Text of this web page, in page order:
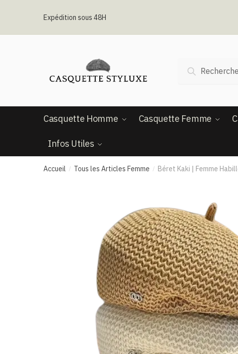
Expédition sous 48H
pour :
Recherche
Casquette Homme Casquette Femme
Infos Utiles
Accueil / Tous les Articles Femme / Béret Kaki​ | Femme